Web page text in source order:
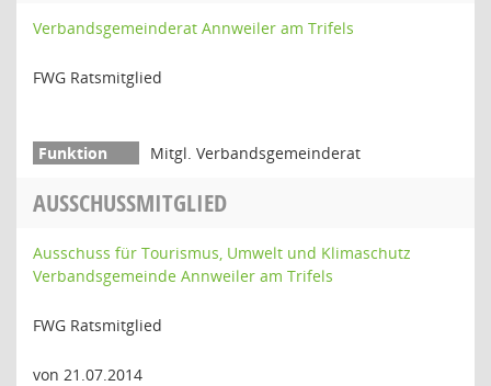
Verbandsgemeinderat Annweiler am Trifels
FWG Ratsmitglied
Mitgl. Verbandsgemeinderat
AUSSCHUSSMITGLIED
Ausschuss für Tourismus, Umwelt und Klimaschutz
Verbandsgemeinde Annweiler am Trifels
FWG Ratsmitglied
von 21.07.2014